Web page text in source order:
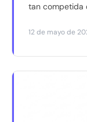
tan competida
competencia.
12 de mayo de